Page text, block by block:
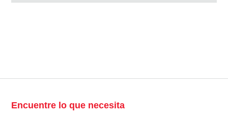
Encuentre lo que necesita